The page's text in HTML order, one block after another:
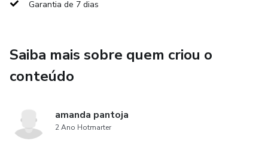
Garantia de 7 dias
Saiba mais sobre quem criou o
conteúdo
amanda pantoja
2 Ano Hotmarter